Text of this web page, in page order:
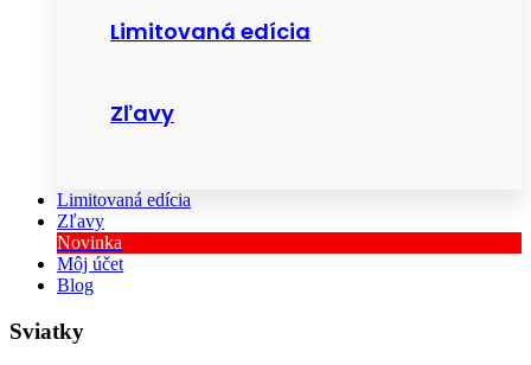
Limitovaná edícia
Zľavy
Limitovaná edícia
Zľavy
Novinka
Môj účet
Blog
Sviatky